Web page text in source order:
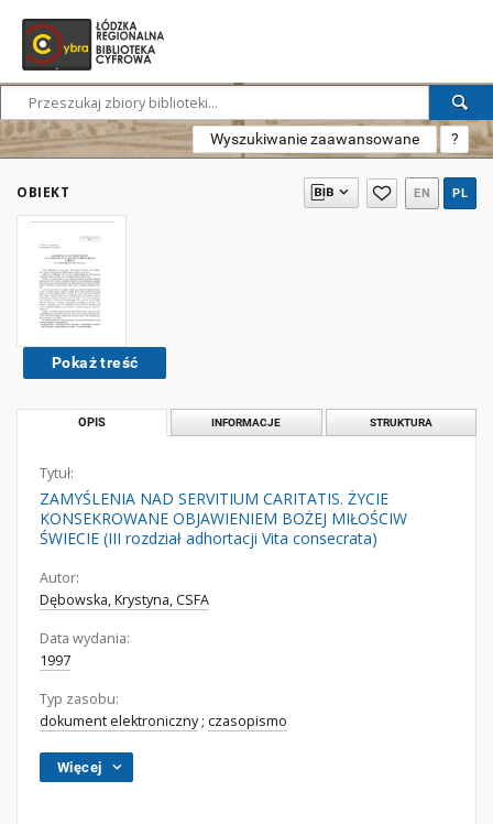
Wyszukiwanie zaawansowane ?
OBIEKT EN PL
Pokaż treść
OPIS INFORMACJE STRUKTURA
Tytuł:
ZAMYŚLENIA NAD SERVITIUM CARITATIS. ŻYCIE
KONSEKROWANE OBJAWIENIEM BOŻEJ MIŁOŚCIW
ŚWIECIE (III rozdział adhortacji Vita consecrata)
Autor:
Dębowska, Krystyna, CSFA
Data wydania:
1997
Typ zasobu:
dokument elektroniczny; czasopismo
Więcej